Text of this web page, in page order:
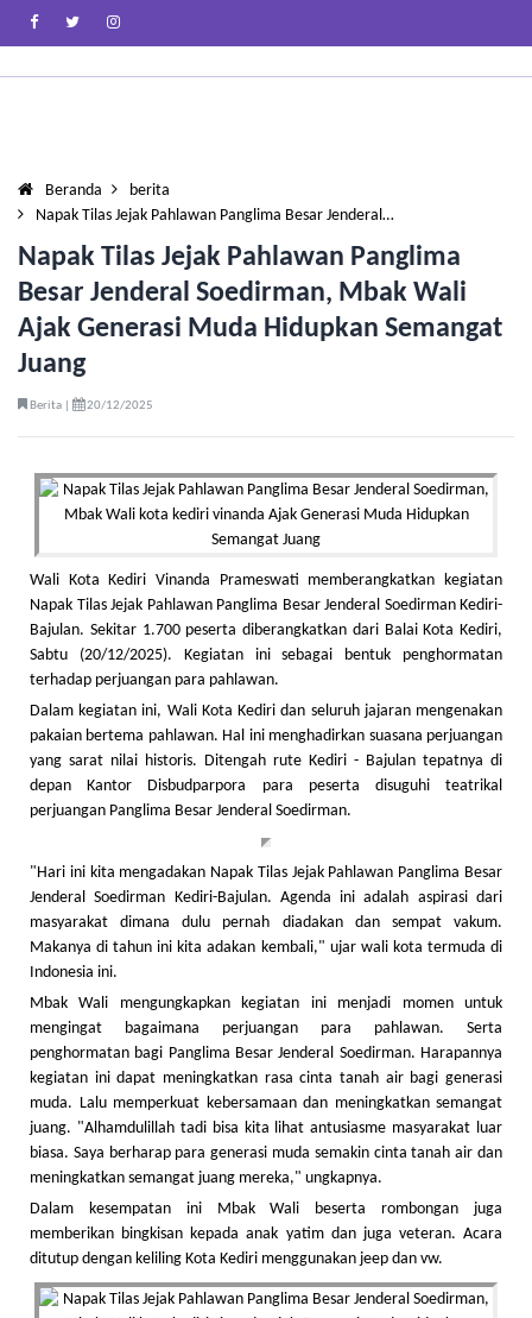
Beranda
berita
Napak Tilas Jejak Pahlawan Panglima Besar Jenderal…
Napak Tilas Jejak Pahlawan Panglima
Besar Jenderal Soedirman, Mbak Wali
Ajak Generasi Muda Hidupkan Semangat
Juang
Berita | 20/12/2025
Wali Kota Kediri Vinanda Prameswati memberangkatkan kegiatan
Napak Tilas Jejak Pahlawan Panglima Besar Jenderal Soedirman Kediri-
Bajulan. Sekitar 1.700 peserta diberangkatkan dari Balai Kota Kediri,
Sabtu (20/12/2025). Kegiatan ini sebagai bentuk penghormatan
terhadap perjuangan para pahlawan.
Dalam kegiatan ini, Wali Kota Kediri dan seluruh jajaran mengenakan
pakaian bertema pahlawan. Hal ini menghadirkan suasana perjuangan
yang sarat nilai historis. Ditengah rute Kediri - Bajulan tepatnya di
depan Kantor Disbudparpora para peserta disuguhi teatrikal
perjuangan Panglima Besar Jenderal Soedirman.
"Hari ini kita mengadakan Napak Tilas Jejak Pahlawan Panglima Besar
Jenderal Soedirman Kediri-Bajulan. Agenda ini adalah aspirasi dari
masyarakat dimana dulu pernah diadakan dan sempat vakum.
Makanya di tahun ini kita adakan kembali," ujar wali kota termuda di
Indonesia ini.
Mbak Wali mengungkapkan kegiatan ini menjadi momen untuk
mengingat bagaimana perjuangan para pahlawan. Serta
penghormatan bagi Panglima Besar Jenderal Soedirman. Harapannya
kegiatan ini dapat meningkatkan rasa cinta tanah air bagi generasi
muda. Lalu memperkuat kebersamaan dan meningkatkan semangat
juang. "Alhamdulillah tadi bisa kita lihat antusiasme masyarakat luar
biasa. Saya berharap para generasi muda semakin cinta tanah air dan
meningkatkan semangat juang mereka," ungkapnya.
Dalam kesempatan ini Mbak Wali beserta rombongan juga
memberikan bingkisan kepada anak yatim dan juga veteran. Acara
ditutup dengan keliling Kota Kediri menggunakan jeep dan vw.